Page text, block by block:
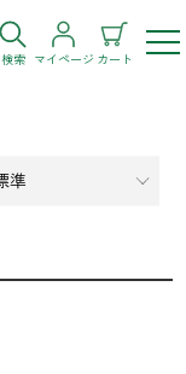
検索 マイページ カート